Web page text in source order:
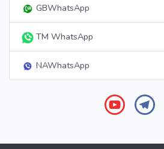
GBWhatsApp
TM WhatsApp
NAWhatsApp